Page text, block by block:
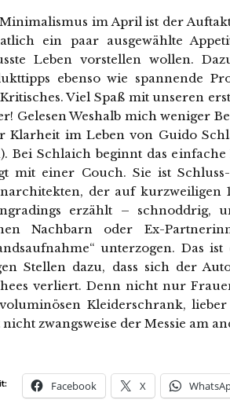
im April ist der
ein paar ausgewählte
Leben vorstellen wollen.
ebenso wie spannende
Viel Spaß mit unseren
Gelesen Weshalb mich weniger
Klarheit im Leben von Guido
Bei Schlaich beginnt das
mit einer Couch. Sie ist
der auf kurzweiligen
erzählt – schnoddrig,
Nachbarn oder Ex-
unterzogen. Das
Stellen dazu, dass sich der
verliert. Denn nicht nur
Kleiderschrank,
nicht zwangsweise der Messie am
Facebook X